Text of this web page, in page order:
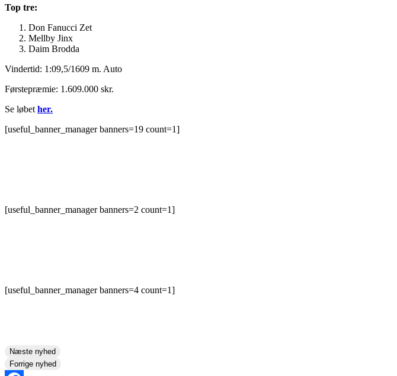
Top tre:
Don Fanucci Zet
Mellby Jinx
Daim Brodda
Vindertid: 1:09,5/1609 m. Auto
Førstepræmie: 1.609.000 skr.
Se løbet her.
[useful_banner_manager banners=19 count=1]
[useful_banner_manager banners=2 count=1]
[useful_banner_manager banners=4 count=1]
Næste nyhed
Forrige nyhed